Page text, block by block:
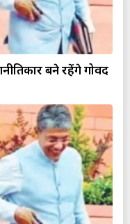
बने रहेंगे गोविंद